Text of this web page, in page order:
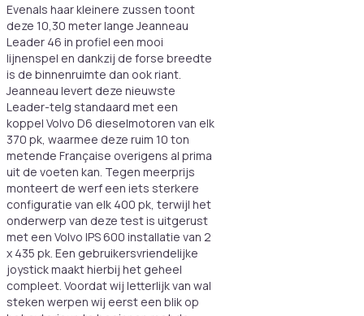
Evenals haar kleinere zussen toont
deze 10,30 meter lange Jeanneau
Leader 46 in profiel een mooi
lijnenspel en dankzij de forse breedte
is de binnenruimte dan ook riant.
Jeanneau levert deze nieuwste
Leader-telg standaard met een
koppel Volvo D6 dieselmotoren van elk
370 pk, waarmee deze ruim 10 ton
metende Française overigens al prima
uit de voeten kan. Tegen meerprijs
monteert de werf een iets sterkere
configuratie van elk 400 pk, terwijl het
onderwerp van deze test is uitgerust
met een Volvo IPS 600 installatie van 2
x 435 pk. Een gebruikersvriendelijke
joystick maakt hierbij het geheel
compleet. Voordat wij letterlijk van wal
steken werpen wij eerst een blik op